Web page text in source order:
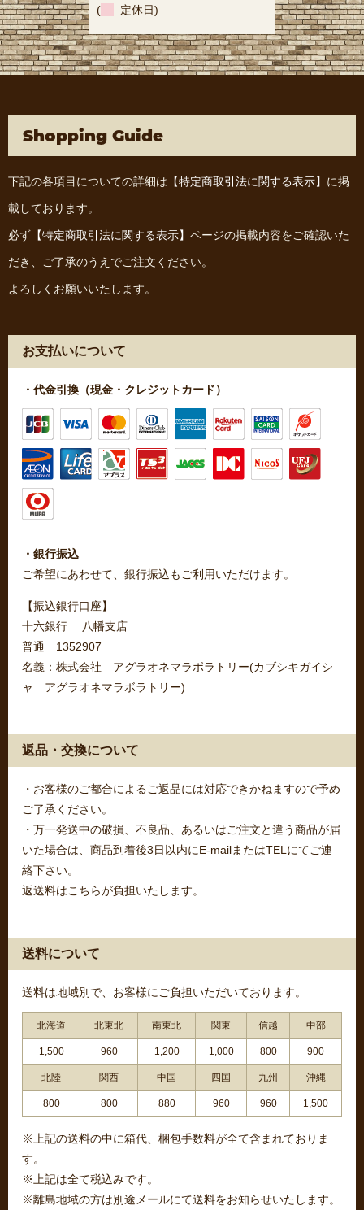
( 定休日)
Shopping Guide
下記の各項目についての詳細は 【特定商取引法に関する表示】 に掲
載しております。
必ず 【特定商取引法に関する表示】 ページの掲載内容をご確認いた
だき、ご了承のうえでご注文ください。
よろしくお願いいたします。
お支払いについて
・代金引換（現金・クレジットカード）
・銀行振込
ご希望にあわせて、銀行振込もご利用いただけます。
【振込銀行口座】
十六銀行 八幡支店
普通 1352907
名義：株式会社 アグラオネマラボラトリー(カブシキガイシ
ャ アグラオネマラボラトリー)
返品・交換について
・お客様のご都合によるご返品には対応できかねますので予め
ご了承ください。
・万一発送中の破損、不良品、あるいはご注文と違う商品が届
いた場合は、商品到着後3日以内にE-mailまたはTELにてご連
絡下さい。
返送料はこちらが負担いたします。
送料について
送料は地域別で、お客様にご負担いただいております。
北海道 北東北 南東北 関東 信越 中部
1,500 960 1,200 1,000 800 900
北陸 関西 中国 四国 九州 沖縄
800 800 880 960 960 1,500
※上記の送料の中に箱代、梱包手数料が全て含まれておりま
す。
※上記は全て税込みです。
※離島地域の方は別途メールにて送料をお知らせいたします。